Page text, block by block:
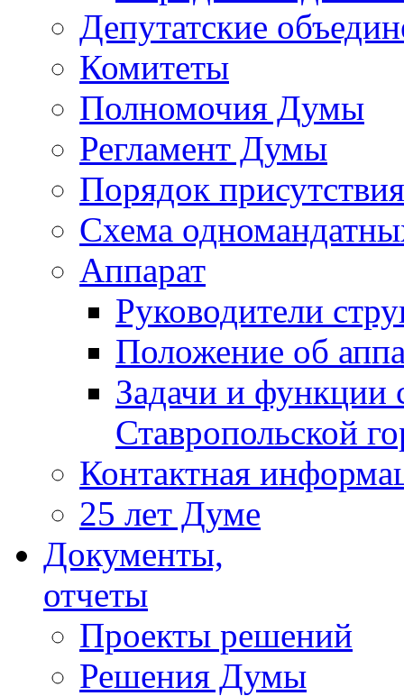
Депутатские
Комитеты
Полномочия Думы
Регламент Думы
Порядок
Схема
Аппарат
Руководители
Положение об
Задачи и функции
Ставропольской
Контактная
25 лет Думе
Документы,
отчеты
Проекты решений
Решения Думы